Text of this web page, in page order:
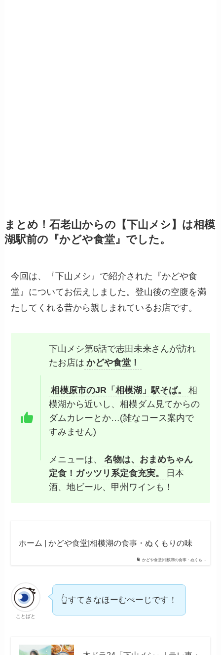
まとめ！石老山からの【下山メシ】は相模
湖駅前の『かどや食堂』でした。
今回は、『下山メシ』で紹介された『かどや食
堂』についてお伝えしました。登山後の空腹を満
たしてくれる昔から親しまれているお店です。
下山メシ第6話で志田未来さんが訪れ
たお店は かどや食堂！
相模原市のJR「相模湖」駅そば。
相
模湖から近いし、相模ダム見てからの
ダムカレーとか…(雑なコース案内で
すみません)
メニューは、
名物は、おまめちゃん
定食！ガッツリ系定食充実。
日本
酒、地ビール、甲州ワインも！
かどや食堂|相模湖の食事・ぬくも…
ホーム | かどや食堂|相模湖の食事・ぬくもりの味
ことばと
👆すてきなほーむぺーじです！